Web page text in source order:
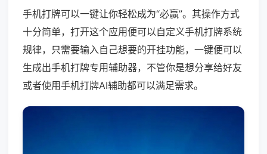
手机打牌可以一键让你轻松成为“必赢”。其操作方式
十分简单，打开这个应用便可以自定义手机打牌系统
规律，只需要输入自己想要的开挂功能，一键便可以
生成出手机打牌专用辅助器，不管你是想分享给好友
或者使用手机打牌AI辅助都可以满足需求。